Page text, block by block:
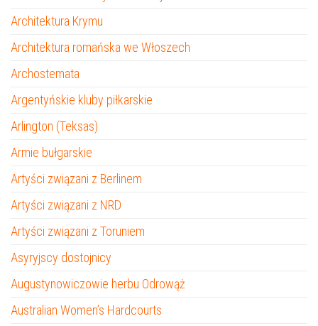
Architektura Krymu
Architektura romańska we Włoszech
Archostemata
Argentyńskie kluby piłkarskie
Arlington (Teksas)
Armie bułgarskie
Artyści związani z Berlinem
Artyści związani z NRD
Artyści związani z Toruniem
Asyryjscy dostojnicy
Augustynowiczowie herbu Odrowąż
Australian Women’s Hardcourts